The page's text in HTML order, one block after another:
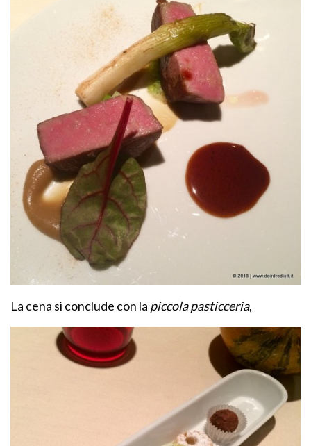
La cena si conclude con la piccola pasticceria,